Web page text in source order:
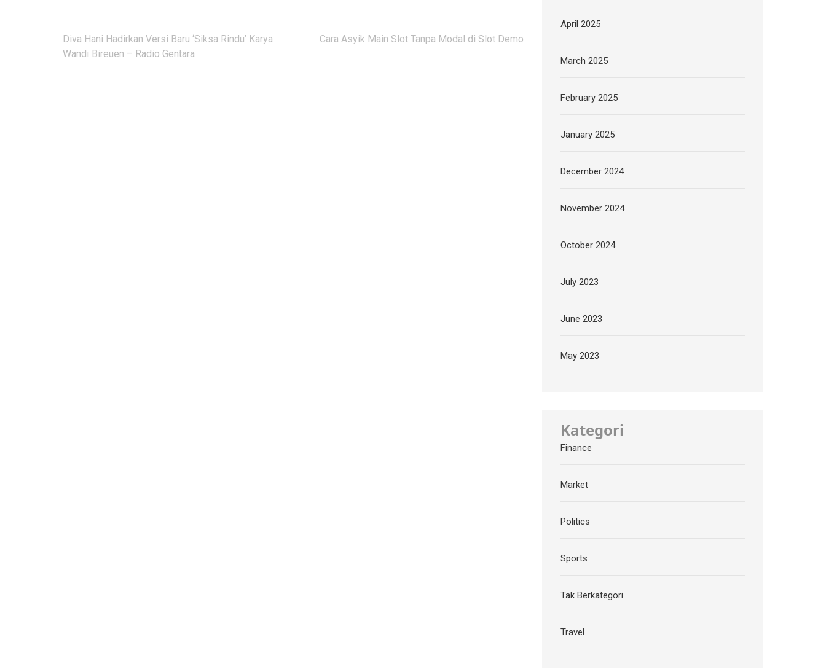
Post
navigation
Diva Hani Hadirkan Versi Baru ‘Siksa Rindu’ Karya
Wandi Bireuen – Radio Gentara
Cara Asyik Main Slot Tanpa Modal di Slot Demo
April 2025
March 2025
February 2025
January 2025
December 2024
November 2024
October 2024
July 2023
June 2023
May 2023
Kategori
Finance
Market
Politics
Sports
Tak Berkategori
Travel